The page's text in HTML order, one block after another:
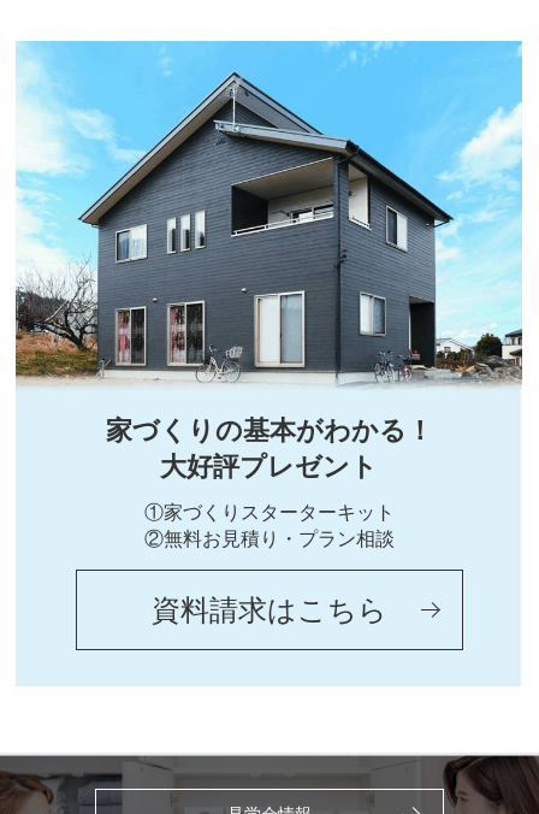
家づくりの基本がわかる！
大好評プレゼント
①家づくりスターターキット
②無料お見積り・プラン相談
資料請求はこちら